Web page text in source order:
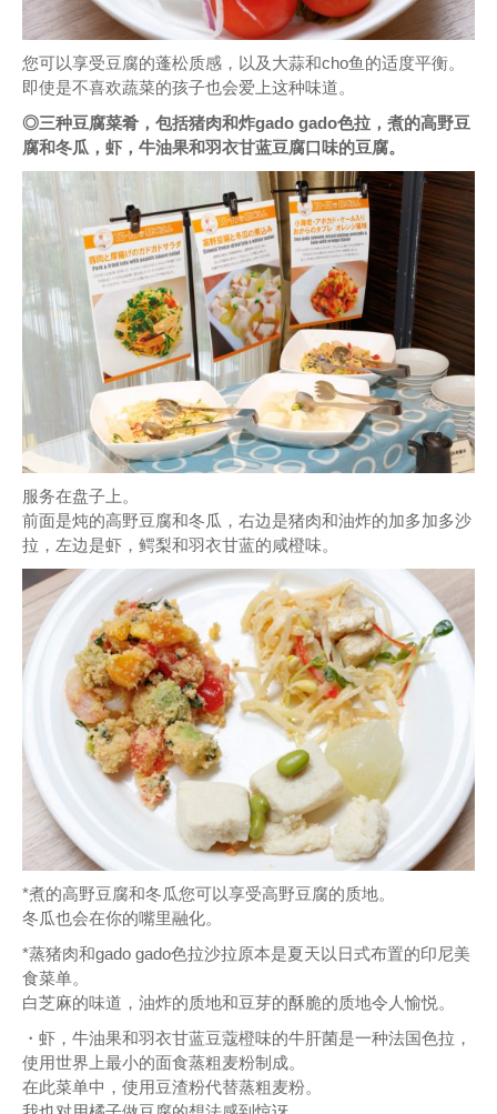
您可以享受豆腐的蓬松质感，以及大蒜和cho鱼的适度平衡。
即使是不喜欢蔬菜的孩子也会爱上这种味道。
◎三种豆腐菜肴，包括猪肉和炸gado gado色拉，煮的高野豆
腐和冬瓜，虾，牛油果和羽衣甘蓝豆腐口味的豆腐。
服务在盘子上。
前面是炖的高野豆腐和冬瓜，右边是猪肉和油炸的加多加多沙
拉，左边是虾，鳄梨和羽衣甘蓝的咸橙味。
*煮的高野豆腐和冬瓜您可以享受高野豆腐的质地。
冬瓜也会在你的嘴里融化。
*蒸猪肉和gado gado色拉沙拉原本是夏天以日式布置的印尼美
食菜单。
白芝麻的味道，油炸的质地和豆芽的酥脆的质地令人愉悦。
・虾，牛油果和羽衣甘蓝豆蔻橙味的牛肝菌是一种法国色拉，
使用世界上最小的面食蒸粗麦粉制成。
在此菜单中，使用豆渣粉代替蒸粗麦粉。